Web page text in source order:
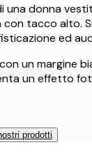
una donna
tacco alto.
ed
un margine
un effetto
prodotti